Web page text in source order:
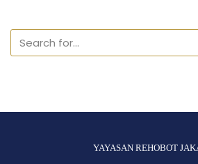
YAYASAN REHOBOT